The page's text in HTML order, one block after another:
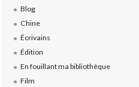
Blog
Chine
Écrivains
Édition
En fouillant ma bibliothèque
Film